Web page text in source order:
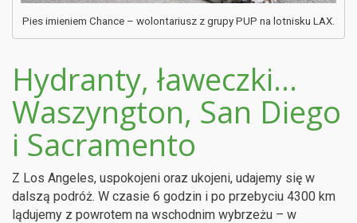
Pies imieniem Chance – wolontariusz z grupy PUP na lotnisku LAX.
Hydranty, ławeczki…
Waszyngton, San Diego
i Sacramento
Z Los Angeles, uspokojeni oraz ukojeni, udajemy się w
dalszą podróż. W czasie 6 godzin i po przebyciu 4300 km
lądujemy z powrotem na wschodnim wybrzeżu – w